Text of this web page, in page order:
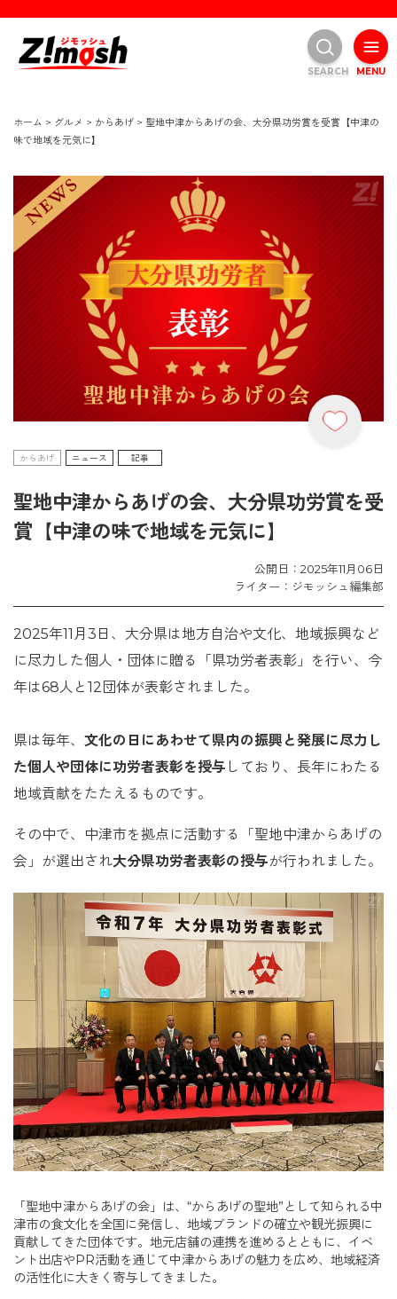
ホーム > グルメ > からあげ > 聖地中津からあげの会、大分県功労賞を受賞【中津の
味で地域を元気に】
からあげ ニュース 記事
聖地中津からあげの会、大分県功労賞を受
賞【中津の味で地域を元気に】
公開日：2025年11月06日
ライター：ジモッシュ編集部
2025年11月3日、大分県は地方自治や文化、地域振興など
に尽力した個人・団体に贈る「県功労者表彰」を行い、今
年は68人と12団体が表彰されました。
県は毎年、 文化の日にあわせて県内の振興と発展に尽力し
た個人や団体に功労者表彰を授与 しており、長年にわたる
地域貢献をたたえるものです。
その中で、中津市を拠点に活動する「聖地中津からあげの
会」が選出され大分県功労者表彰の授与が行われました。
「聖地中津からあげの会」は、“からあげの聖地”として知られる中
津市の食文化を全国に発信し、地域ブランドの確立や観光振興に
貢献してきた団体です。地元店舗の連携を進めるとともに、イベ
ント出店やPR活動を通じて中津からあげの魅力を広め、地域経済
の活性化に大きく寄与してきました。
MENU
SEARCH